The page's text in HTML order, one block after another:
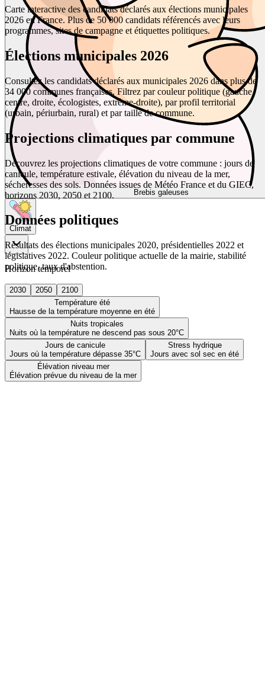
Brebis galeuses
Climat
Horizon temporel
2030 2050
2100
Température été
Hausse de la température moyenne en été
Nuits tropicales
Nuits où la température ne descend pas sous 20°C
Jours de canicule
Jours où la température dépasse 35°C
Stress hydrique
Jours avec sol sec en été
Élévation niveau mer
Élévation prévue du niveau de la mer
Carte interactive des candidats déclarés aux élections municipales
2026 en France. Plus de 50 000 candidats référencés avec leurs
programmes, sites de campagne et étiquettes politiques.
Élections municipales 2026
Consultez les candidats déclarés aux municipales 2026 dans plus de
34 000 communes françaises. Filtrez par couleur politique (gauche,
centre, droite, écologistes, extrême-droite), par profil territorial
(urbain, périurbain, rural) et par taille de commune.
Projections climatiques par commune
Découvrez les projections climatiques de votre commune : jours de
canicule, température estivale, élévation du niveau de la mer,
sécheresses des sols. Données issues de Météo France et du GIEC,
horizons 2030, 2050 et 2100.
Données politiques
Résultats des élections municipales 2020, présidentielles 2022 et
législatives 2022. Couleur politique actuelle de la mairie, stabilité
politique, taux d'abstention.